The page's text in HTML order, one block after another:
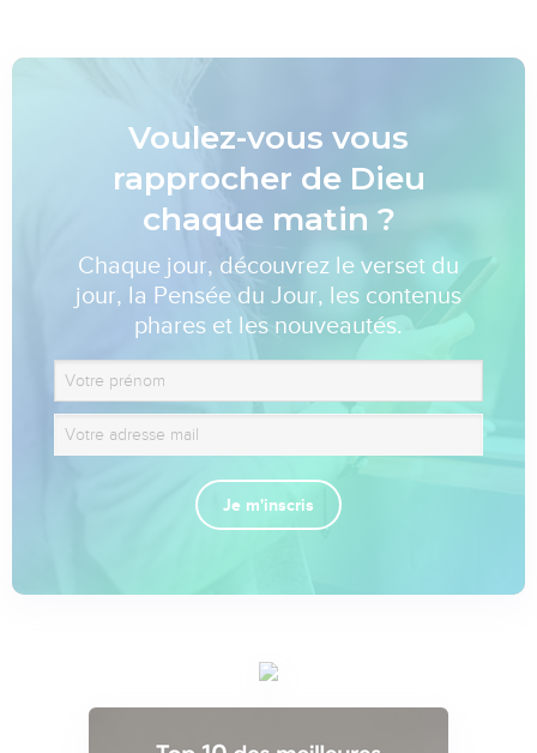
Voulez-vous vous
rapprocher de Dieu
chaque matin ?
Chaque jour, découvrez le verset du
jour, la Pensée du Jour, les contenus
phares et les nouveautés.
Je m'inscris